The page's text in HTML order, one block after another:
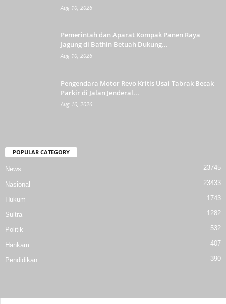
Aug 10, 2026
Pemerintah dan Aparat Kompak Panen Raya
Jagung di Bathin Betuah Dukung...
Aug 10, 2026
Pengendara Motor Revo Kritis Usai Tabrak Becak
Parkir di Jalan Jenderal...
Aug 10, 2026
POPULAR CATEGORY
News 23745
Nasional 23433
Hukum 1743
Sultra 1282
Politik 532
Hankam 407
Pendidikan 390